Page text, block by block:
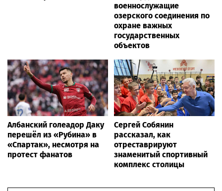
военнослужащие
озерского соединения по
охране важных
государственных
объектов
Албанский голеадор Даку
перешёл из «Рубина» в
«Спартак», несмотря на
протест фанатов
Сергей Собянин
рассказал, как
отреставрируют
знаменитый спортивный
комплекс столицы